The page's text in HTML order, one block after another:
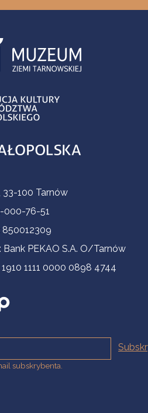
kontaktowe
33-100 Tarnów
000-76-51
850012309
Bank PEKAO S.A. O/Tarnów
1111 0000 0898 4744
subskrybenta.